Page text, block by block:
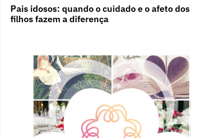
Pais idosos: quando o cuidado e o afeto dos
filhos fazem a diferença